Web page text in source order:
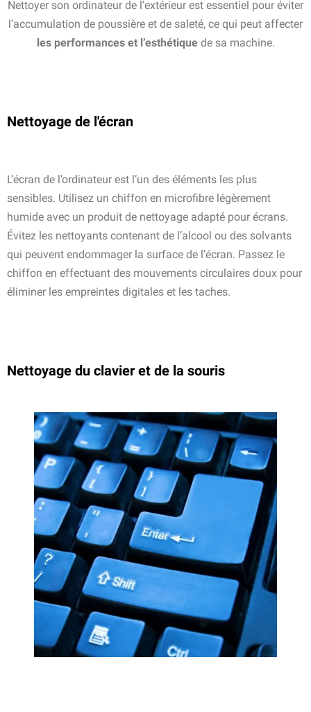
Nettoyer son ordinateur de l’extérieur est essentiel pour éviter
l’accumulation de poussière et de saleté, ce qui peut affecter
les performances et l’esthétiquede sa machine.
Nettoyage de l'écran
L’écran de l’ordinateur est l’un des éléments les plus
sensibles. Utilisez un chiffon en microfibre légèrement
humide avec un produit de nettoyage adapté pour écrans.
Évitez les nettoyants contenant de l’alcool ou des solvants
qui peuvent endommager la surface de l’écran. Passez le
chiffon en effectuant des mouvements circulaires doux pour
éliminer les empreintes digitales et les taches.
Nettoyage du clavier et de la souris